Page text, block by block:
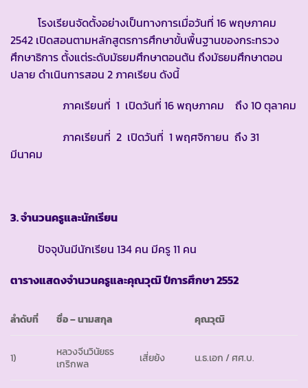
โรงเรียนจัดตั้งอย่างเป็นทางการเมื่อวันที่ 16 พฤษภาคม
2542 เปิดสอนตามหลักสูตรการศึกษาขั้นพื้นฐานของกระทรวง
ศึกษาธิการ ตั้งแต่ระดับมัธยมศึกษาตอนต้น ถึงมัธยมศึกษาตอน
ปลาย ดำเนินการสอน 2 ภาคเรียน ดังนี้
ภาคเรียนที่ 1 เปิดวันที่ 16 พฤษภาคม ถึง 10 ตุลาคม
ภาคเรียนที่ 2 เปิดวันที่ 1 พฤศจิกายน ถึง 31
มีนาคม
3. จำนวนครูและนักเรียน
ปัจจุบันมีนักเรียน 134 คน มีครู 11 คน
ตารางแสดงจำนวนครูและคุณวุฒิ ปีการศึกษา2552
ลำดับที่ ชื่อ–นามสกุล คุณวุฒิ
1)
หลวงจีนวินัยธร
เกริกพล
เสี่ยย้ง น.ธ.เอก / ศศ.บ.